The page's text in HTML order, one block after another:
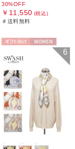
30%OFF
￥11,550 (税込)
＃送料無料
WOMEN 6